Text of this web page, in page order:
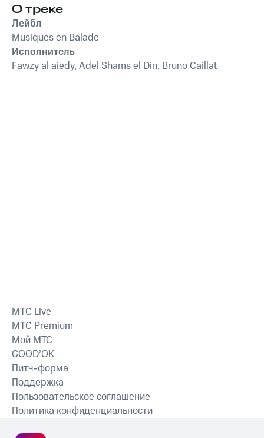
О треке
Лейбл
Musiques en Balade
Исполнитель
Fawzy al aiedy, Adel Shams el Din, Bruno Caillat
MTС Live
MTС Premium
Мой МТС
GOOD’OK
Питч-форма
Поддержка
Пользовательское соглашение
Политика конфиденциальности